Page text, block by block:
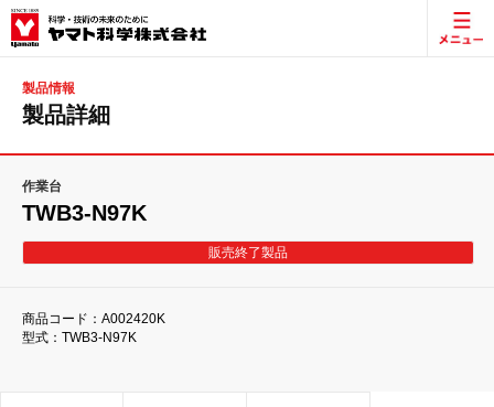
製品情報
製品詳細
作業台
TWB3-N97K
販売終了製品
商品コード：A002420K
型式：TWB3-N97K